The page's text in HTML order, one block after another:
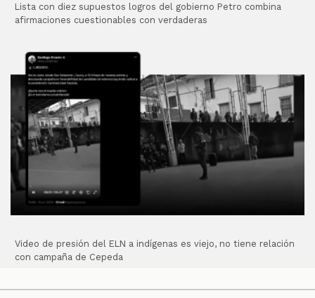
Lista con diez supuestos logros del gobierno Petro combina
afirmaciones cuestionables con verdaderas
Video de presión del ELN a indígenas es viejo, no tiene relación
con campaña de Cepeda